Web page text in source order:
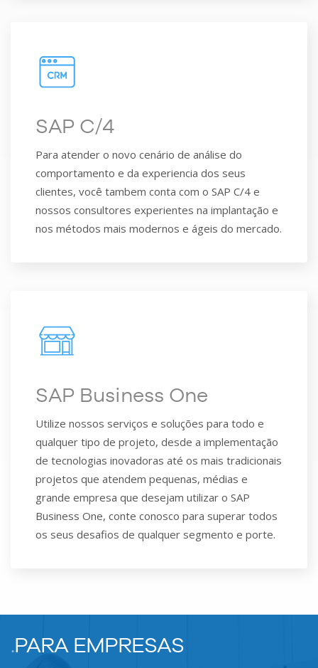
SAP C/4
Para atender o novo cenário de análise do
comportamento e da experiencia dos seus
clientes, você tambem conta com o SAP C/4 e
nossos consultores experientes na implantação e
nos métodos mais modernos e ágeis do mercado.
SAP Business One
Utilize nossos serviços e soluções para todo e
qualquer tipo de projeto, desde a implementação
de tecnologias inovadoras até os mais tradicionais
projetos que atendem pequenas, médias e
grande empresa que desejam utilizar o SAP
Business One, conte conosco para superar todos
os seus desafios de qualquer segmento e porte.​
.PARA EMPRESAS